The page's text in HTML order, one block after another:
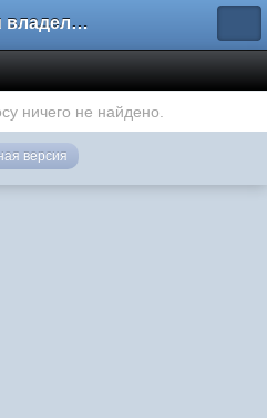
Форум владельцев интернет-магазинов
ничего не найдено.
версия